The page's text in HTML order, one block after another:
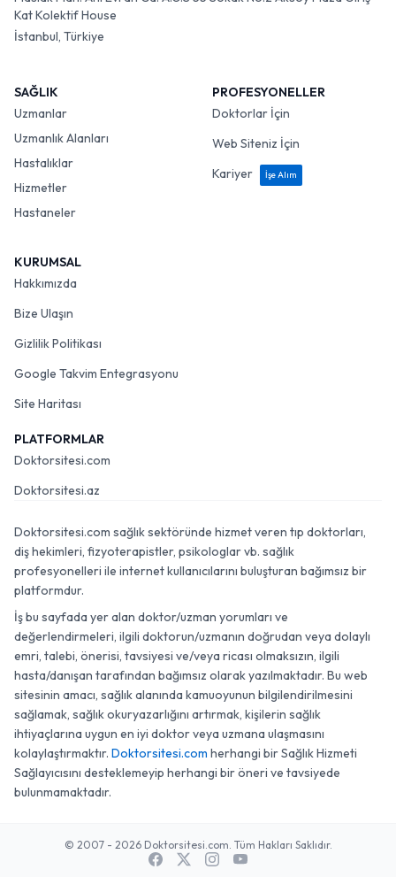
Kat Kolektif House
İstanbul, Türkiye
SAĞLIK
Uzmanlar
Uzmanlık Alanları
Hastalıklar
Hizmetler
Hastaneler
PROFESYONELLER
Doktorlar İçin
Web Siteniz İçin
Kariyer
İşe Alım
KURUMSAL
Hakkımızda
Bize Ulaşın
Gizlilik Politikası
Google Takvim Entegrasyonu
Site Haritası
PLATFORMLAR
Doktorsitesi.com
Doktorsitesi.az
Doktorsitesi.com sağlık sektöründe hizmet veren tıp doktorları,
diş hekimleri, fizyoterapistler, psikologlar vb. sağlık
profesyonelleri ile internet kullanıcılarını buluşturan bağımsız bir
platformdur.
İş bu sayfada yer alan doktor/uzman yorumları ve
değerlendirmeleri, ilgili doktorun/uzmanın doğrudan veya dolaylı
emri, talebi, önerisi, tavsiyesi ve/veya ricası olmaksızın, ilgili
hasta/danışan tarafından bağımsız olarak yazılmaktadır. Bu web
sitesinin amacı, sağlık alanında kamuoyunun bilgilendirilmesini
sağlamak, sağlık okuryazarlığını artırmak, kişilerin sağlık
ihtiyaçlarına uygun en iyi doktor veya uzmana ulaşmasını
kolaylaştırmaktır. Doktorsitesi.com herhangi bir Sağlık Hizmeti
Sağlayıcısını desteklemeyip herhangi bir öneri ve tavsiyede
bulunmamaktadır.
© 2007 - 2026 Doktorsitesi.com. Tüm Hakları Saklıdır.